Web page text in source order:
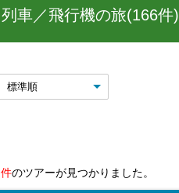
列車／飛行機の旅(166件)
件のツアーが見つかりました。